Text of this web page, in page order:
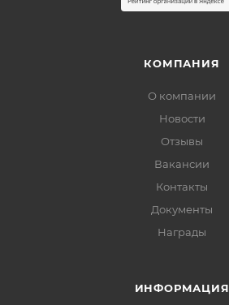
КОМПАНИЯ
О компании
Новости
Отзывы
Вакансии
Контакты
Документы
Награды
ИНФОРМАЦИЯ